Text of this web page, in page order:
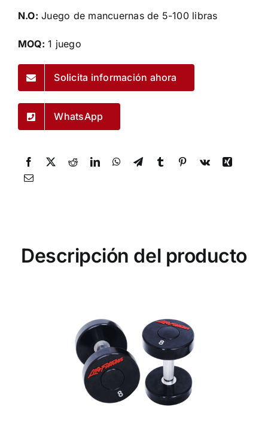
N.O: Juego de mancuernas de 5-100 libras
MOQ: 1 juego
Solicita información ahora
WhatsApp
Descripción del producto